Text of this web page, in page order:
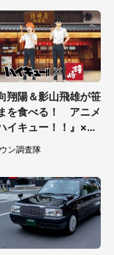
翔陽＆影山飛雄が笹
を食べる！ アニメ
イキュー！！』×老
鐘崎」コラボで限定
ズも【8／1～31】
ン調査隊